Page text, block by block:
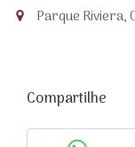
Parque Riviera,
Compartilhe